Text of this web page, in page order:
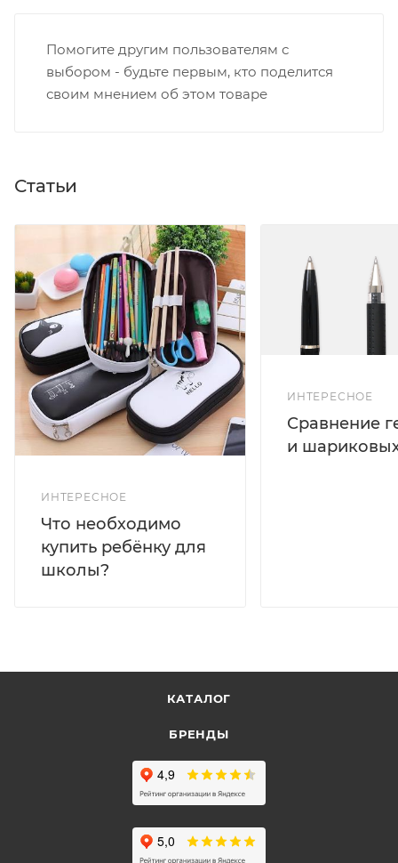
Помогите другим пользователям с
выбором - будьте первым, кто поделится
своим мнением об этом товаре
Статьи
ИНТЕРЕСНОЕ
Что необходимо
купить ребёнку для
школы?
ИНТЕРЕСНОЕ
Сравнение
и
КАТАЛОГ
БРЕНДЫ